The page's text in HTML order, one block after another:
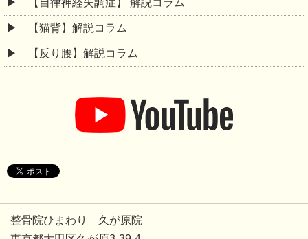
【自律神経失調症】 解説コラム
【猫背】解説コラム
【反り腰】解説コラム
整骨院ひまわり 久が原院